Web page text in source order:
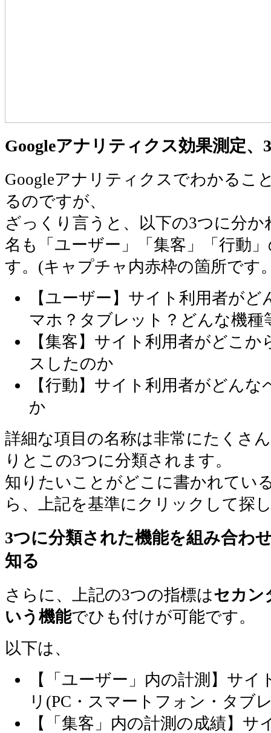
Googleアナリティクス効果測定、
Googleアナリティクスでわかるこ
るのですが、
ざっくり言うと、以下の3つに分
名も「ユーザー」「集客」「行動
す。(キャプチャ内赤枠の箇所です
【ユーザー】サイト利用者が
マホ？タブレット？どんな機
【集客】サイト利用者がどこ
スしたのか
【行動】サイト利用者がどん
か
詳細な項目の名称は非常にたくさ
りとこの3つに分類されます。
知りたいことがどこに書かれてい
ら、上記を基準にクリックして探
3つに分類された機能を組み合わ
知る
さらに、上記の3つの指標はセカン
いう機能でひも付けが可能です。
以下は、
【「ユーザー」内の計測】サ
リ(PC・スマートフォン・タブ
【「集客」内の計測の成績】